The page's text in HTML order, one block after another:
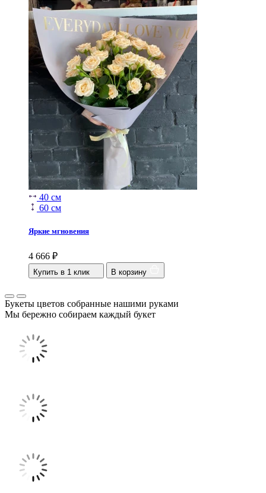
40 см
60 см
Яркие мгновения
4 666 ₽
Купить в 1 клик В корзину
Букеты цветов собранные нашими руками
Мы бережно собираем каждый букет